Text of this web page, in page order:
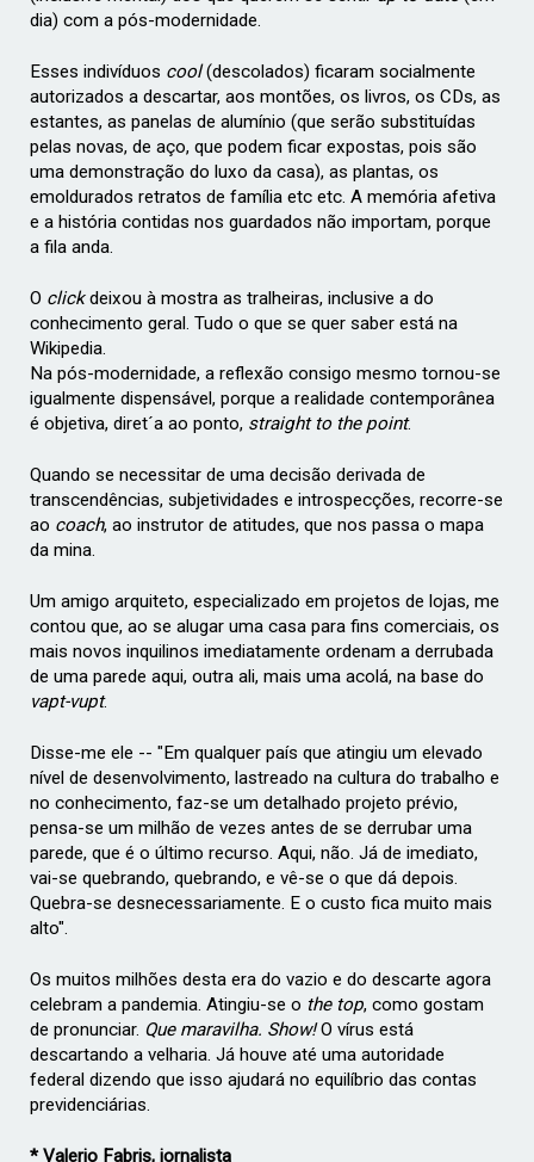
dia) com a pós-modernidade.
Esses indivíduos cool(descolados) ficaram socialmente
autorizados a descartar, aos montões, os livros, os CDs, as
estantes, as panelas de alumínio (que serão substituídas
pelas novas, de aço, que podem ficar expostas, pois são
uma demonstração do luxo da casa), as plantas, os
emoldurados retratos de família etc etc. A memória afetiva
e a história contidas nos guardados não importam, porque
a fila anda.
O clickdeixou à mostra as tralheiras, inclusive a do
conhecimento geral. Tudo o que se quer saber está na
Wikipedia.
Na pós-modernidade, a reflexão consigo mesmo tornou-se
igualmente dispensável, porque a realidade contemporânea
é objetiva, diret´a ao ponto, straight to the point.
Quando se necessitar de uma decisão derivada de
transcendências, subjetividades e introspecções, recorre-se
ao coach, ao instrutor de atitudes, que nos passa o mapa
da mina.
Um amigo arquiteto, especializado em projetos de lojas, me
contou que, ao se alugar uma casa para fins comerciais, os
mais novos inquilinos imediatamente ordenam a derrubada
de uma parede aqui, outra ali, mais uma acolá, na base do
vapt-vupt.
Disse-me ele -- "Em qualquer país que atingiu um elevado
nível de desenvolvimento, lastreado na cultura do trabalho e
no conhecimento, faz-se um detalhado projeto prévio,
pensa-se um milhão de vezes antes de se derrubar uma
parede, que é o último recurso. Aqui, não. Já de imediato,
vai-se quebrando, quebrando, e vê-se o que dá depois.
Quebra-se desnecessariamente. E o custo fica muito mais
alto".
Os muitos milhões desta era do vazio e do descarte agora
celebram a pandemia. Atingiu-se o the top, como gostam
de pronunciar. Que maravilha. Show!O vírus está
descartando a velharia. Já houve até uma autoridade
federal dizendo que isso ajudará no equilíbrio das contas
previdenciárias.
* Valerio Fabris, jornalista